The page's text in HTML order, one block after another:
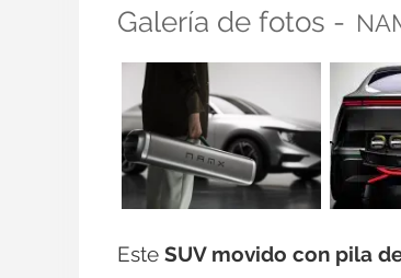
Galería de fotos -
Este SUV movido con pila